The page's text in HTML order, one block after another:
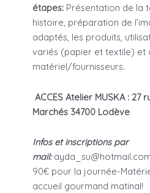
étapes: Présentation de la
histoire, préparation de
adaptés, les produits,
variés (papier et textile) et
matériel/fournisseurs.
ACCES Atelier MUSKA : 27
Marchés 34700 Lodève
Infos et inscriptions par
mail:
90€ pour la journée-
accueil gourmand matinal!